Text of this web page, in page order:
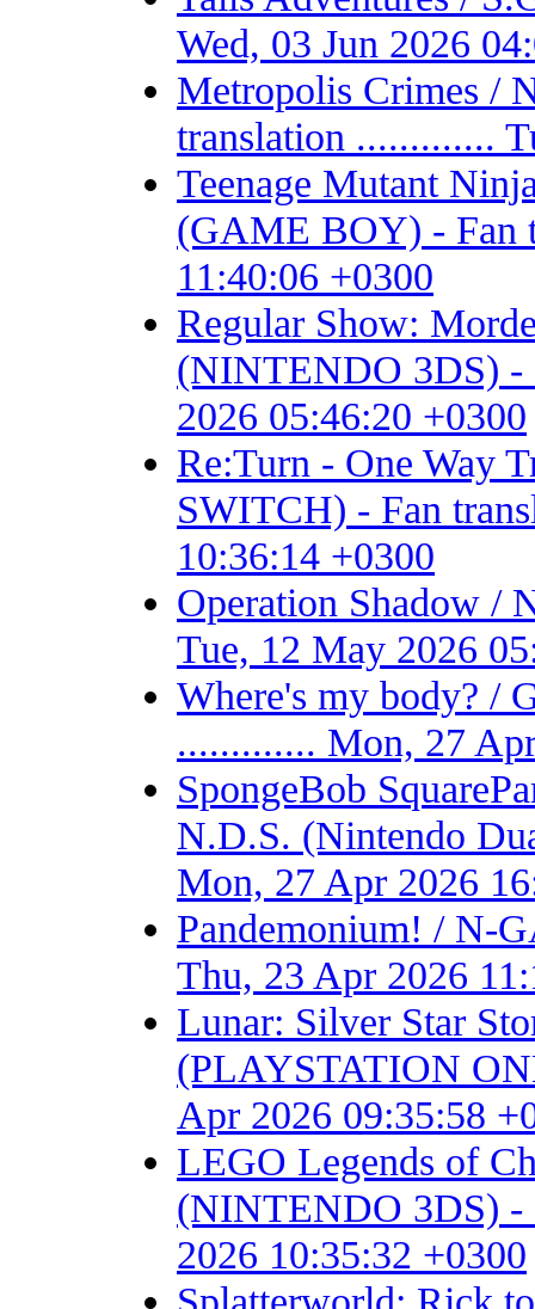
Wed, 03 Jun 2026
Metropolis Crimes /
translation .............
Teenage Mutant
(GAME BOY) - Fan
11:40:06 +0300
Regular Show:
(NINTENDO 3DS) -
2026 05:46:20 +0300
Re:Turn - One Way
SWITCH) - Fan
10:36:14 +0300
Operation Shadow
Tue, 12 May 2026
Where's my body? /
............. Mon, 27
SpongeBob
N.D.S. (Nintendo
Mon, 27 Apr 2026
Pandemonium! / N-
Thu, 23 Apr 2026
Lunar: Silver Star
(PLAYSTATION
Apr 2026 09:35:58
LEGO Legends of
(NINTENDO 3DS) -
2026 10:35:32 +0300